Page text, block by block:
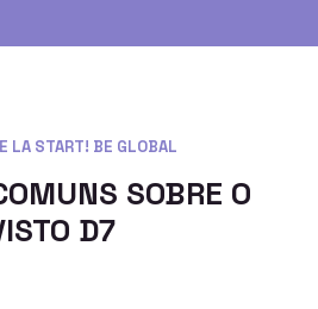
LA START! BE GLOBAL
SOBRE O
D7